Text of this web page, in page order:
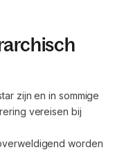
zijn en in sommige
vereisen bij
worden